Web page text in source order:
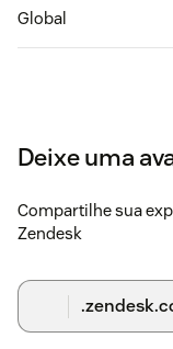
Global
Deixe uma
Compartilhe sua
Zendesk